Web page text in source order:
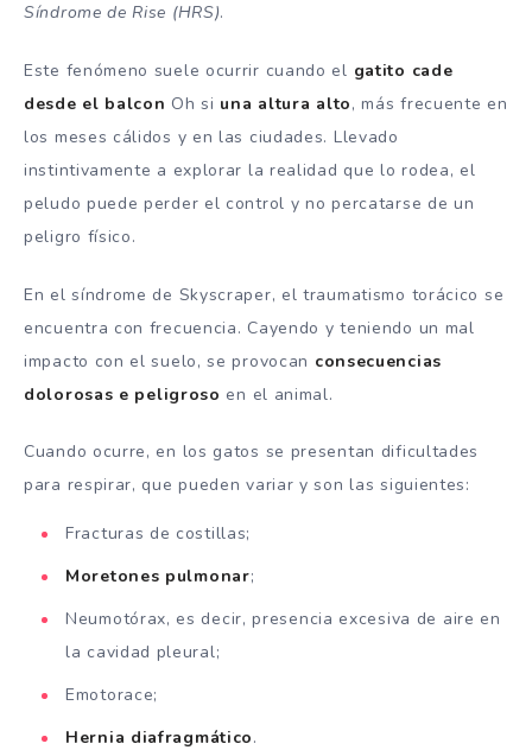
Síndrome de Rise (HRS).
Este fenómeno suele ocurrir cuando el gatito cade
desde el balcon Oh si una altura alto, más frecuente en
los meses cálidos y en las ciudades. Llevado
instintivamente a explorar la realidad que lo rodea, el
peludo puede perder el control y no percatarse de un
peligro físico.
En el síndrome de Skyscraper, el traumatismo torácico se
encuentra con frecuencia. Cayendo y teniendo un mal
impacto con el suelo, se provocan consecuencias
dolorosas e peligroso en el animal.
Cuando ocurre, en los gatos se presentan dificultades
para respirar, que pueden variar y son las siguientes:
Fracturas de costillas;
Moretones pulmonar;
Neumotórax, es decir, presencia excesiva de aire en
la cavidad pleural;
Emotorace;
Hernia diafragmático.